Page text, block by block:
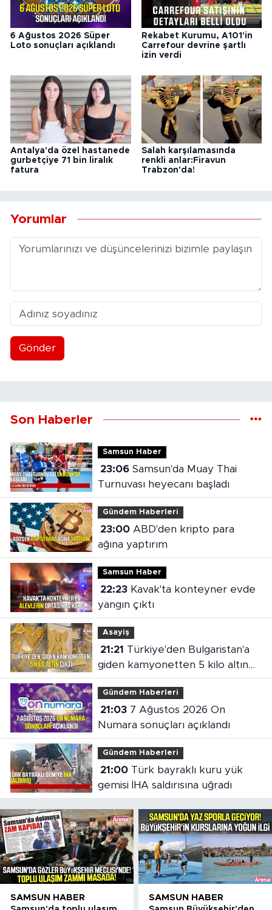
6 Ağustos 2026 Süper
Loto sonuçları açıklandı
Rekabet Kurumu, A101'in
Carrefour devrine şartlı
izin verdi
Antalya'da özel hastanede
gurbetçiye 71 bin liralık
fatura
Salah karşılamasında
renkli anlar:Firavun
Trabzon'da!
Yorumlar
Gönder
Son Haberler
Samsun Haber
23:06Samsun'da Muay Thai
Turnuvası heyecanı başladı
Gündem Haberleri
23:00ABD'den kripto para
ağına yaptırım
Samsun Haber
22:23Kavak'ta konteyner evde
yangın çıktı
Asayiş
21:21
giden kamyonetten 5 kilo altın
çıktı
Gündem Haberleri
21:037 Ağustos 2026 On
Numara sonuçları açıklandı
Gündem Haberleri
21:00Türk bayraklı kuru yük
gemisi İHA saldırısına uğradı
SAMSUN HABER SAMSUN HABER